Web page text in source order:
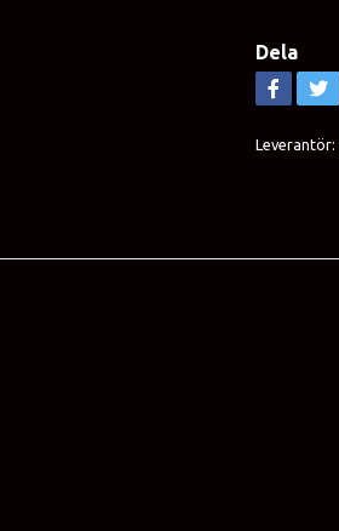
Dela
Leverantör: